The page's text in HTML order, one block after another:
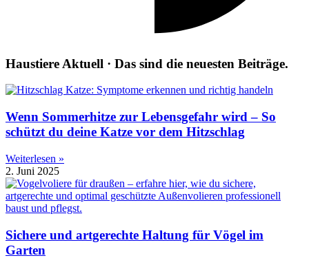
Haustiere Aktuell · Das sind die neuesten Beiträge.
Wenn Sommerhitze zur Lebensgefahr wird – So
schützt du deine Katze vor dem Hitzschlag
Weiterlesen »
2. Juni 2025
Sichere und artgerechte Haltung für Vögel im
Garten